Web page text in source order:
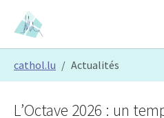
Skip to main content
Skip to page footer
cathol.lu Actualités
L’Octave 2026 : un